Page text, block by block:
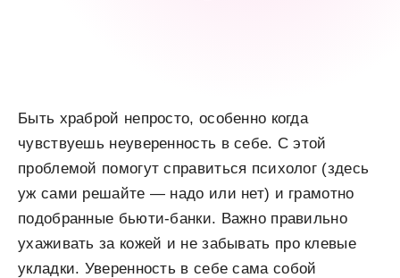
Быть храброй непросто, особенно когда
чувствуешь неуверенность в себе. С этой
проблемой помогут справиться психолог (здесь
уж сами решайте — надо или нет) и грамотно
подобранные бьюти-банки. Важно правильно
ухаживать за кожей и не забывать про клевые
укладки. Уверенность в себе сама собой